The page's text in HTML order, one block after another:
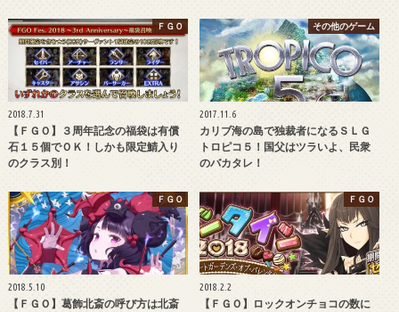
ＦＧＯ
2018.7.31
【ＦＧＯ】３周年記念の福袋は有償
石１５個でＯＫ！しかも限定鯖入り
のクラス別！
その他のゲーム
2017.11.6
カリブ海の島で独裁者になるＳＬＧ
トロピコ５！国父はツラいよ、民衆
のバカタレ！
ＦＧＯ
2018.5.10
【ＦＧＯ】葛飾北斎の呼び方は北斎
ＦＧＯ
2018.2.2
【ＦＧＯ】ロックオンチョコの数に